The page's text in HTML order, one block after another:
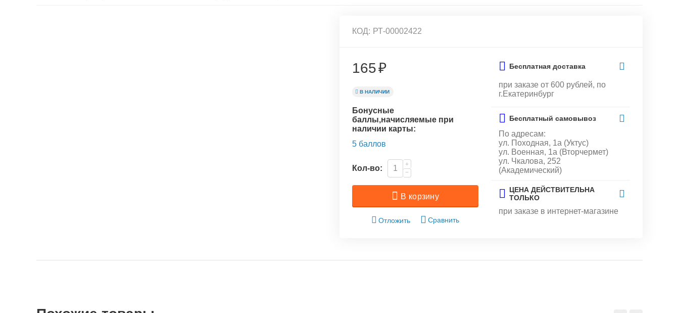
КОД: РТ-00002422
165₽
В НАЛИЧИИ
Бонусные
баллы,начисляемые при
наличии карты:
5 баллов
Кол-во:
+
−
В корзину
Отложить Сравнить
Бесплатная доставка
при заказе от 600 рублей, по
г.Екатеринбург
Бесплатный самовывоз
По адресам:
ул. Походная, 1а (Уктус)
ул. Военная, 1а (Вторчермет)
ул. Чкалова, 252
(Академический)
ЦЕНА ДЕЙСТВИТЕЛЬНА
ТОЛЬКО
при заказе в интернет-магазине